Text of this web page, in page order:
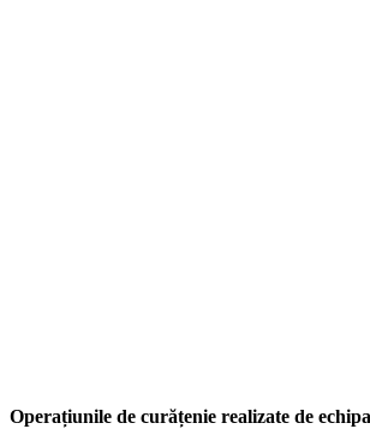
Operațiunile de curățenie realizate de